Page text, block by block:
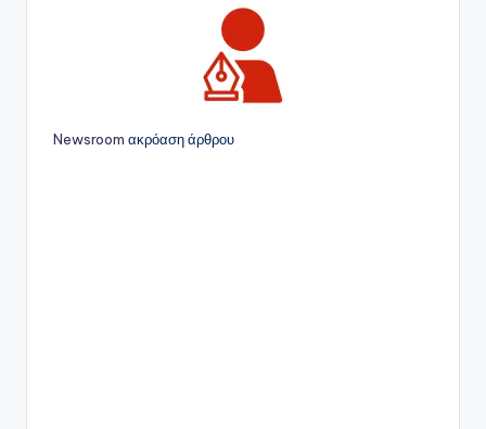
Newsroom ακρόαση άρθρου